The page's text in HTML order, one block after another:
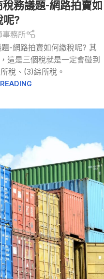
商,電子商務
務議題-網路拍賣如
呢?
事務所
-網路拍賣如何繳稅呢? 其
這是三個稅就是一定會碰到
稅、(3)綜所稅。